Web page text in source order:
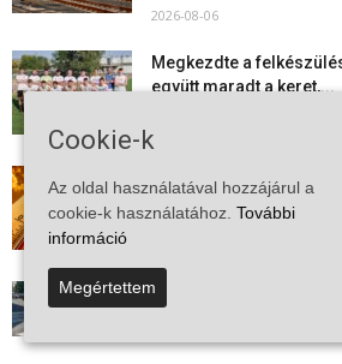
2026-08-06
Megkezdte a
együtt maradt a keret,...
Mi történik Európa
szabadulni a kontinens
Folyamatosak a nyári
Kiskőrösön –
2026-08-05
Cookie-k
Az oldal használatával hozzájárul a
cookie-k használatához. További
információ
Megértettem